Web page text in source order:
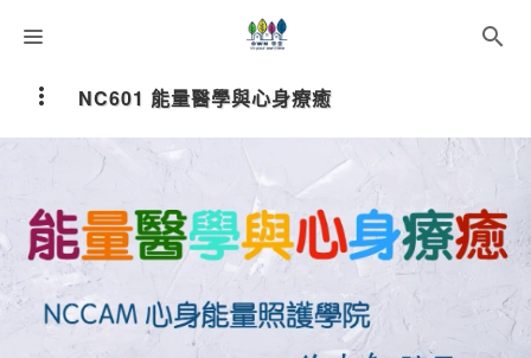
課程分類
師資團隊
聯絡我們
語系選擇
折扣碼
NC601 能量醫學與心身療癒